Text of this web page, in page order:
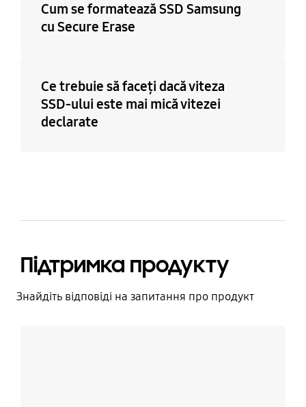
Cum se formatează SSD Samsung
cu Secure Erase
Ce trebuie să faceți dacă viteza
SSD-ului este mai mică vitezei
declarate
Підтримка продукту
Знайдіть відповіді на запитання про продукт